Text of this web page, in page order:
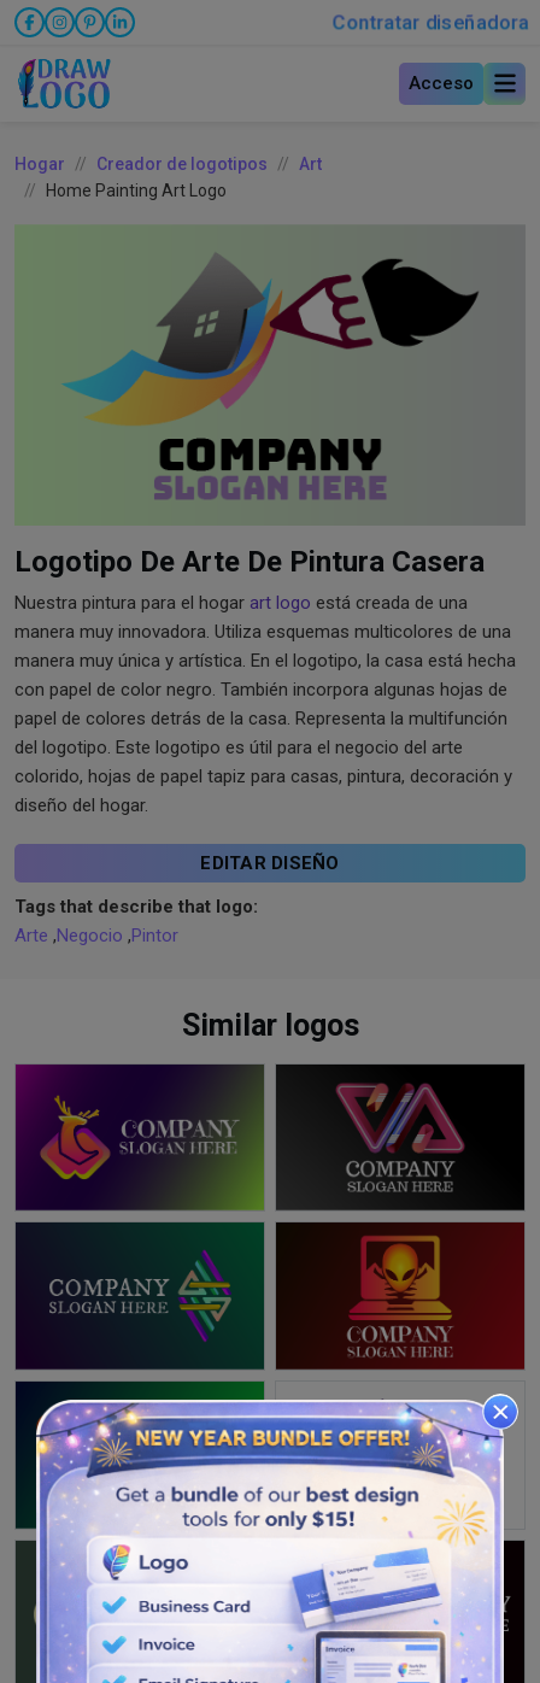
Contratar diseñadora
Acceso
Hogar Creador de logotipos
Art
Home Painting Art Logo
Logotipo De Arte De Pintura Casera
Nuestra pintura para el hogar art logo está creada de una
manera muy innovadora. Utiliza esquemas multicolores de una
manera muy única y artística. En el logotipo, la casa está hecha
con papel de color negro. También incorpora algunas hojas de
papel de colores detrás de la casa. Representa la multifunción
del logotipo. Este logotipo es útil para el negocio del arte
colorido, hojas de papel tapiz para casas, pintura, decoración y
diseño del hogar.
EDITAR DISEÑO
Tags that describe that logo:
Arte ,Negocio ,Pintor
Similar logos